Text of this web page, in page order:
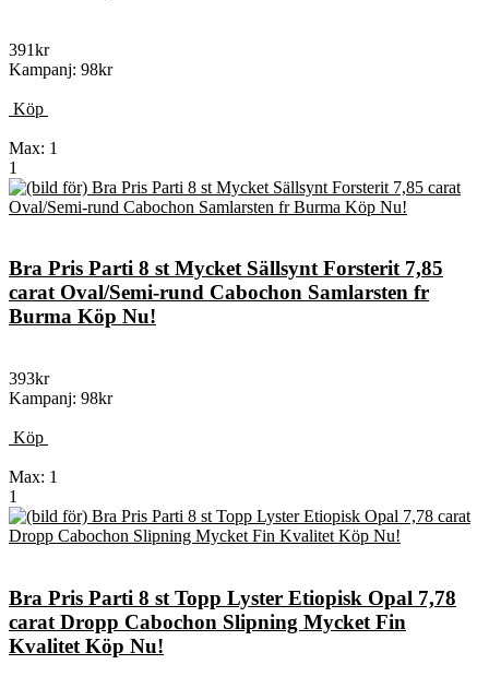
391kr
Kampanj: 98kr
Köp
Max: 1
1
Bra Pris Parti 8 st Mycket Sällsynt Forsterit 7,85
carat Oval/Semi-rund Cabochon Samlarsten fr
Burma Köp Nu!
393kr
Kampanj: 98kr
Köp
Max: 1
1
Bra Pris Parti 8 st Topp Lyster Etiopisk Opal 7,78
carat Dropp Cabochon Slipning Mycket Fin
Kvalitet Köp Nu!